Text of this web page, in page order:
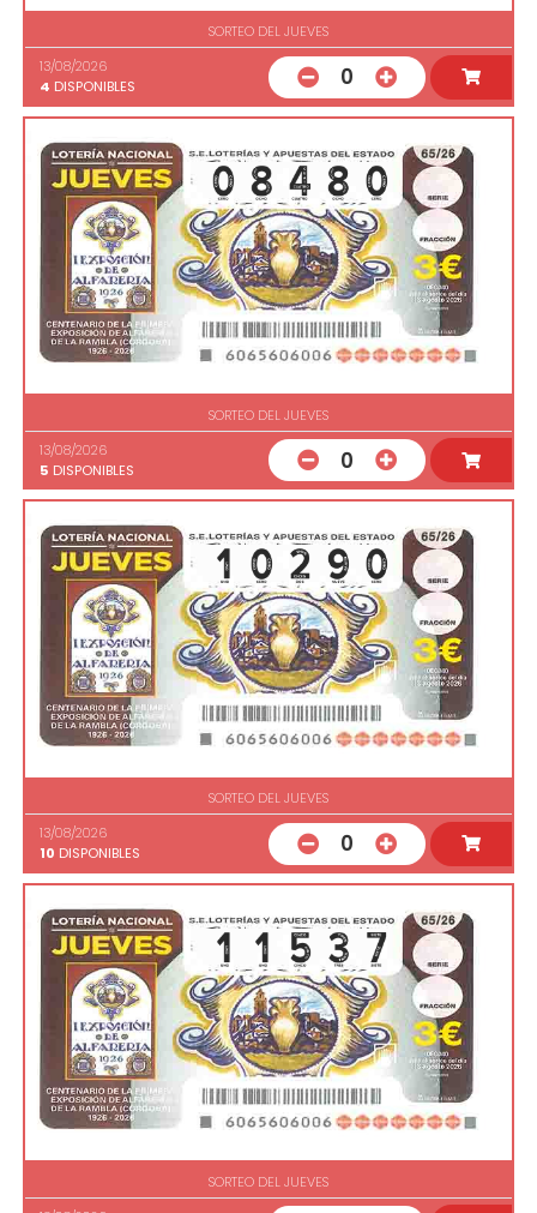
SORTEO DEL JUEVES
13/08/2026
4 DISPONIBLES 0
SORTEO DEL JUEVES
13/08/2026
5 DISPONIBLES 0
SORTEO DEL JUEVES
13/08/2026
10 DISPONIBLES 0
SORTEO DEL JUEVES